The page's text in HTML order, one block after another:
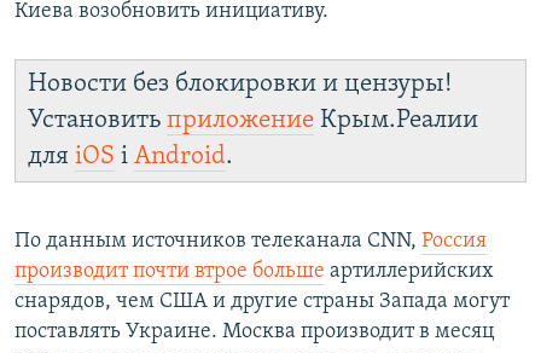
Киева возобновить инициативу.
Новости без блокировки и цензуры!
Установить приложение Крым.Реалии
для iOS і Android.
По данным источников телеканала CNN, Россия
производит почти втрое больше артиллерийских
снарядов, чем США и другие страны Запада могут
поставлять Украине. Москва производит в месяц